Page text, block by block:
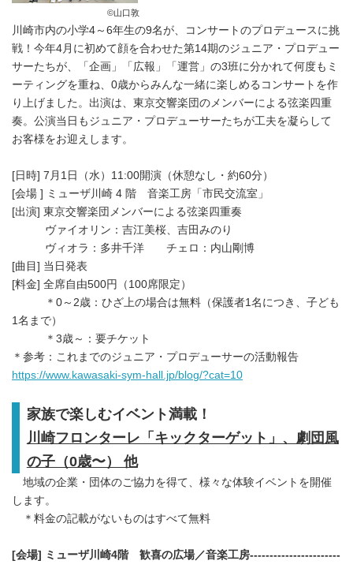
©山口敦
川崎市内の小学4～6年生の9名が、コンサートのプロデュースに挑
戦！今年4月に初めて顔を合わせた第14期のジュニア・プロデュー
サーたちが、「企画」「広報」「運営」の3班に分かれて何度もミ
ーティングを重ね、0歳からみんな一緒に楽しめるコンサートを作
り上げました。出演は、東京交響楽団のメンバーによる弦楽四重
奏。公演当日もジュニア・プロデューサーたちが工夫を凝らして
お客様をお迎えします。
[日時] 7月1日（水）11:00開演（休憩なし・約60分）
[会場 ] ミューザ川崎 4 階 音楽工房「市民交流室」
[出演] 東京交響楽団メンバーによる弦楽四重奏
ヴァイオリン：吉江美桜、吉田みのり
ヴィオラ：多井千洋 チェロ：内山剛博
[曲目] 当日発表
[料金] 全席自由500円（100席限定）
＊0～2歳：ひざ上の場合は無料（保護者1名につき、子ども
1名まで）
＊3歳～：要チケット
＊参考：これまでのジュニア・プロデューサーの活動報告
https://www.kawasaki-sym-hall.jp/blog/?cat=10
家族で楽しむイベント満載！
川崎フロンターレ「キックターゲット」、劇団風
の子（0歳〜） 他
地域の企業・団体のご協力を得て、様々な体験イベントを開催
します。
＊料金の記載がないものはすべて無料
[会場] ミューザ川崎4階 歓喜の広場／音楽工房-----------------------